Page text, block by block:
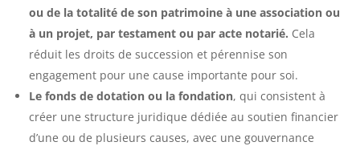
ou de la totalité de son patrimoine à une association ou
à un projet, par testament ou par acte notarié. Cela
réduit les droits de succession et pérennise son
engagement pour une cause importante pour soi.
Le fonds de dotation ou la fondation, qui consistent à
créer une structure juridique dédiée au soutien financier
d’une ou de plusieurs causes, avec une gouvernance